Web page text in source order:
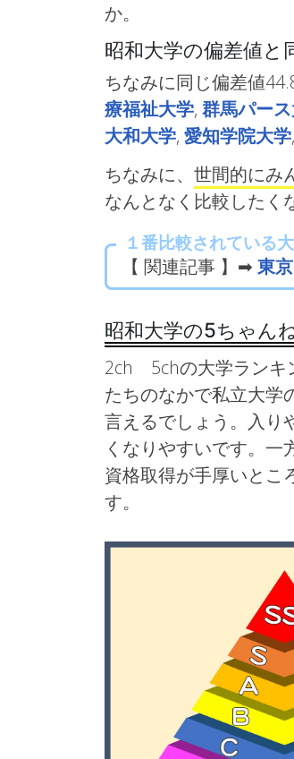
か。
昭和大学の偏差値と
ちなみに同じ偏差値
療福祉大学, 群馬パー
大和大学, 愛知学院大学
ちなみに、 世間的にみ
なんとなく比較したく
１番比較されている
【 関連記事 】➡ 東
昭和大学の5ちゃん
2ch 5chの大学ランキ
たちのなかで私立大学
言えるでしょう。入り
くなりやすいです。
資格取得が手厚いとこ
す。